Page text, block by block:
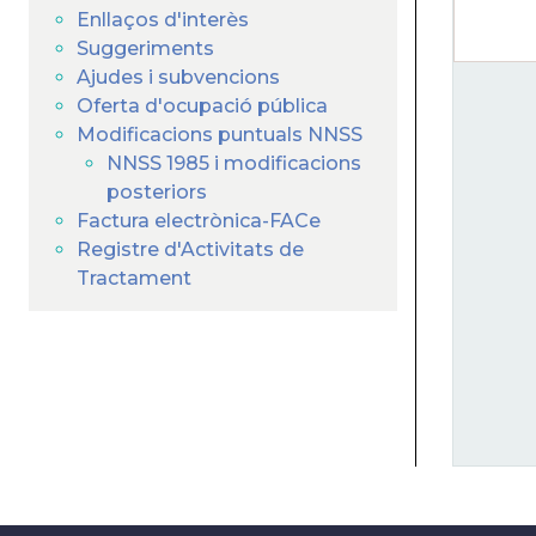
Enllaços d'interès
Suggeriments
Ajudes i subvencions
Oferta d'ocupació pública
Modificacions puntuals NNSS
NNSS 1985 i modificacions
posteriors
Factura electrònica-FACe
Registre d'Activitats de
Tractament